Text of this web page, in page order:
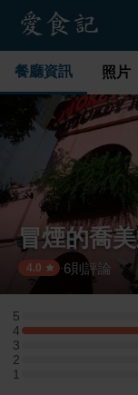
餐廳資訊 照片
冒煙的喬
4.0 ·6則評論
5
5 星：0 則評論
4
4 星：1 則評論
3
3 星：0 則評論
2
2 星：0 則評論
1
1 星：0 則評論